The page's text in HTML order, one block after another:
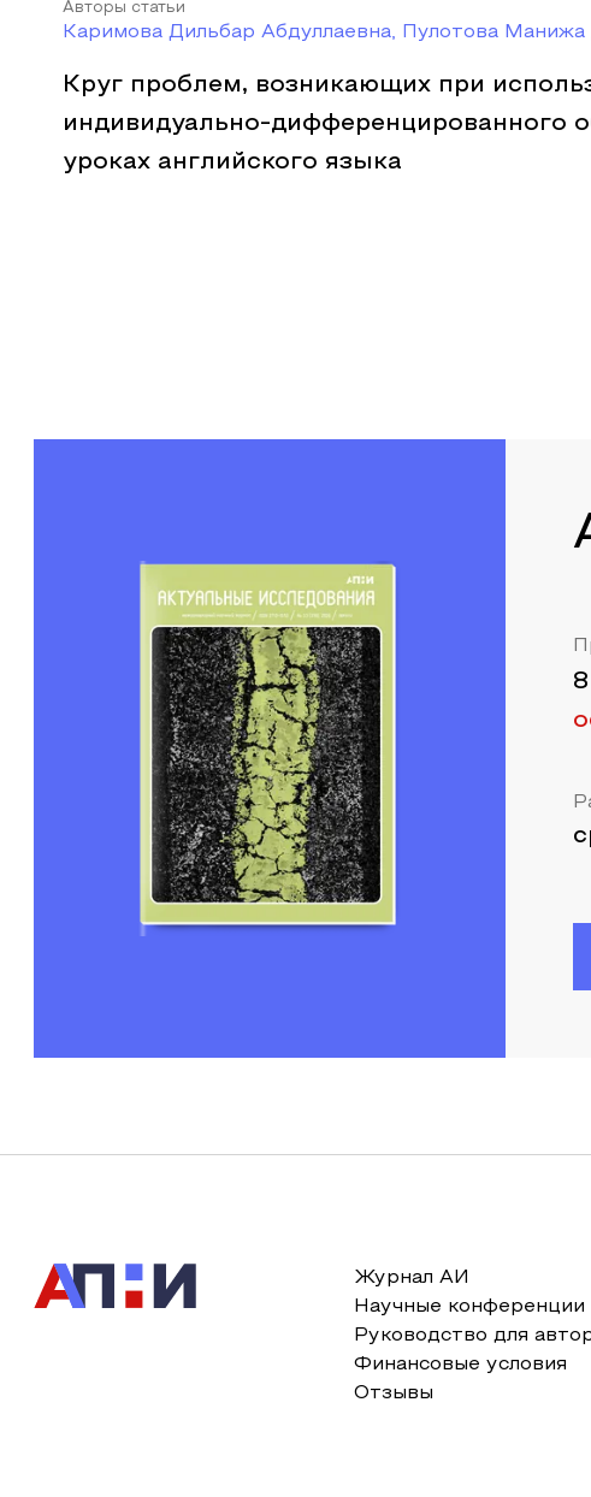
Авторы статьи
Каримова Дильбар Абдуллаевна, Пулотова
Круг проблем, возникающих при
индивидуально-дифференцированного
уроках английского языка
Журнал АИ
Научные конференции
Руководство для
Финансовые условия
Отзывы